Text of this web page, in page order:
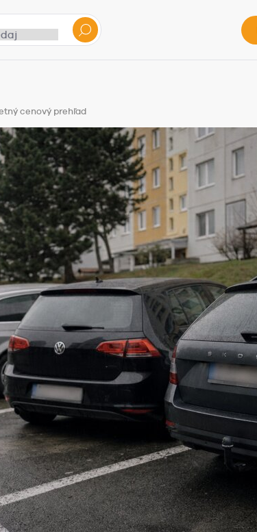
cenový prehľad